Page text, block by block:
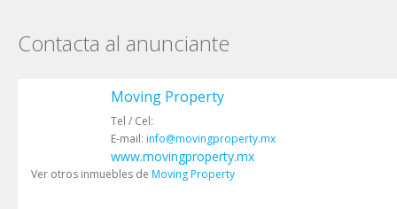
Contacta al anunciante
Moving Property
Tel / Cel:
E-mail: info@movingproperty.mx
www.movingproperty.mx
Ver otros inmuebles de Moving Property